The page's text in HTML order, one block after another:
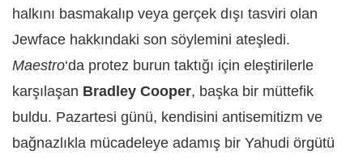
halkını basmakalıp veya gerçek dışı tasviri olan
Jewface hakkındaki son söylemini ateşledi.
Maestro‘da protez burun taktığı için eleştirilerle
karşılaşan Bradley Cooper, başka bir müttefik
buldu. Pazartesi günü, kendisini antisemitizm ve
bağnazlıkla mücadeleye adamış bir Yahudi örgütü